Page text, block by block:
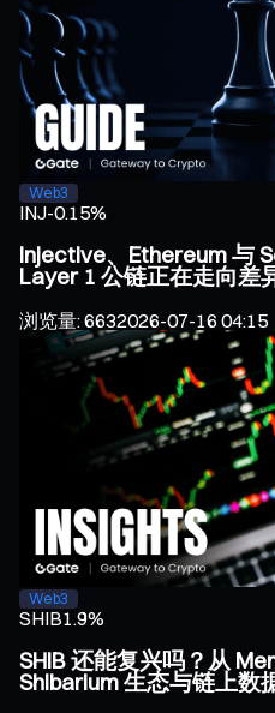
Web3
INJ-0.15%
Injective、Ethereum 与
Layer 1 公链正在走向差
浏览量:6632026-07-16 04:15
Web3
SHIB1.9%
SHIB 还能复兴吗？从
Shibarium 生态与链上数